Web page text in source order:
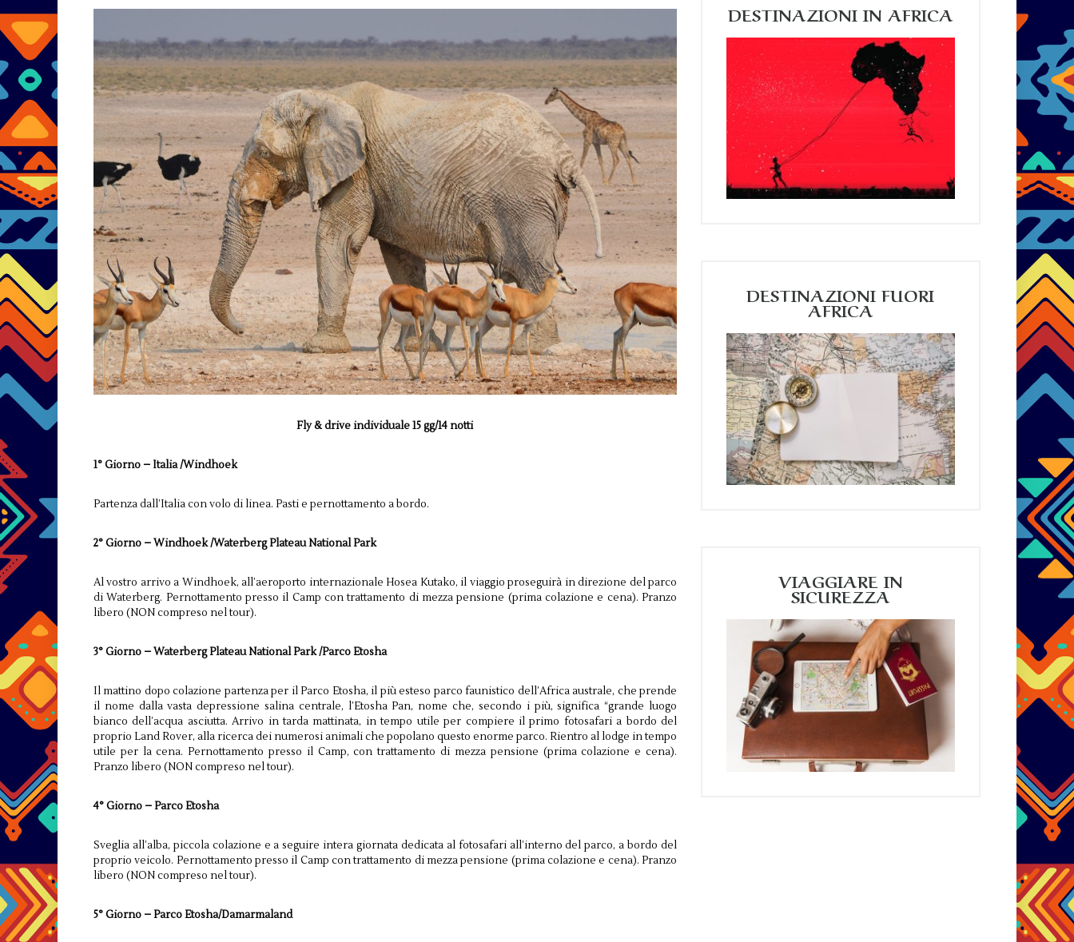
Fly & drive individuale 15 gg/14 notti
1° Giorno – Italia /Windhoek
Partenza dall’Italia con volo di linea. Pasti e pernottamento a bordo.
2° Giorno – Windhoek /Waterberg Plateau National Park
Al vostro arrivo a Windhoek, all’aeroporto internazionale Hosea Kutako, il viaggio proseguirà in direzione del parco
di Waterberg. Pernottamento presso il Camp con trattamento di mezza pensione (prima colazione e cena). Pranzo
libero (NON compreso nel tour).
3° Giorno – Waterberg Plateau National Park /Parco Etosha
Il mattino dopo colazione partenza per il Parco Etosha, il più esteso parco faunistico dell’Africa australe, che prende
il nome dalla vasta depressione salina centrale, l’Etosha Pan, nome che, secondo i più, significa “grande luogo
bianco dell’acqua asciutta. Arrivo in tarda mattinata, in tempo utile per compiere il primo fotosafari a bordo del
proprio Land Rover, alla ricerca dei numerosi animali che popolano questo enorme parco. Rientro al lodge in tempo
utile per la cena. Pernottamento presso il Camp, con trattamento di mezza pensione (prima colazione e cena).
Pranzo libero (NON compreso nel tour).
4° Giorno – Parco Etosha
Sveglia all’alba, piccola colazione e a seguire intera giornata dedicata al fotosafari all’interno del parco, a bordo del
proprio veicolo. Pernottamento presso il Camp con trattamento di mezza pensione (prima colazione e cena). Pranzo
libero (NON compreso nel tour).
5° Giorno – Parco Etosha/Damarmaland
DESTINAZIONI IN AFRICA
DESTINAZIONI FUORI
AFRICA
VIAGGIARE IN
SICUREZZA